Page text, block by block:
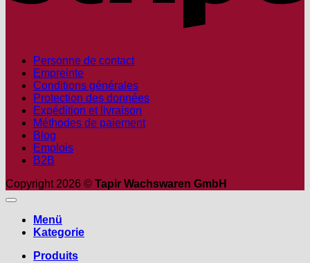
Personne de contact
Empreinte
Conditions générales
Protection des données
Expédition et livraison
Méthodes de paiement
Blog
Emplois
B2B
Copyright 2026 © Tapir Wachswaren GmbH
Menü
Kategorie
Produits